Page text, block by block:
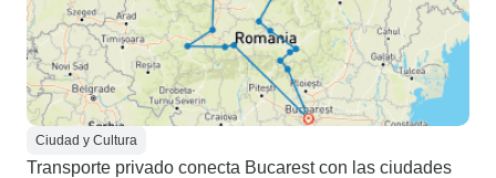
Ciudad y Cultura
Transporte privado conecta Bucarest con las ciudades